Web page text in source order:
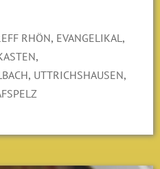
RHÖN, EVANGELIKAL ,
,
, UTTRICHSHAUSEN,